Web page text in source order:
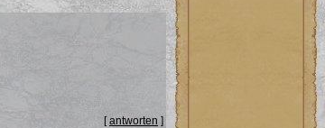
[antworten ]